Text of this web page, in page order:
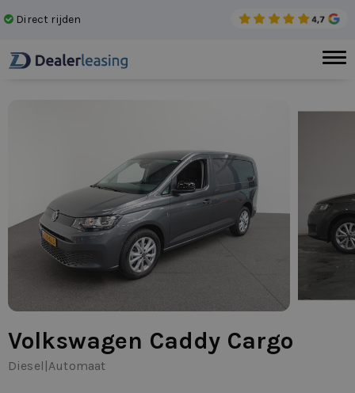
Direct rijden
Volkswagen Caddy Cargo
Diesel |Automaat